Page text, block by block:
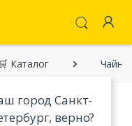
город Санкт-
верно?
🛒 Каталог